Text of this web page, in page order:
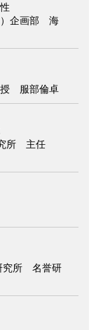
）企画部 海
授 服部倫卓
究所 主任
究所 名誉研